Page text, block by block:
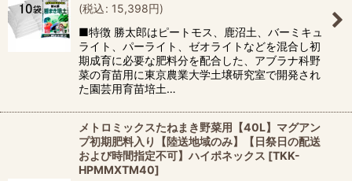
(税込: 15,398円)
■特徴 勝太郎はピートモス、鹿沼土、バーミキュ
ライト、パーライト、ゼオライトなどを混合し初
期成育に必要な肥料分を配合した、アブラナ科野
菜の育苗用に東京農業大学土壌研究室で開発され
た園芸用育苗培土…
メトロミックスたねまき野菜用【40L】マグアン
プ初期肥料入り【陸送地域のみ】【日祭日の配送
および時間指定不可】ハイポネックス [TKK-
HPMMXTM40]